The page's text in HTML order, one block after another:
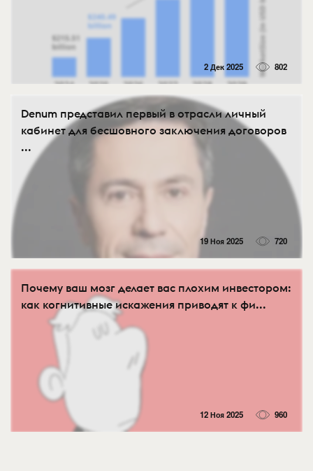
2 Дек 2025 802
Denum представил первый в отрасли личный
кабинет для бесшовного заключения договоров
...
19 Ноя 2025 720
Почему ваш мозг делает вас плохим инвестором:
как когнитивные искажения приводят к фи...
12 Ноя 2025 960